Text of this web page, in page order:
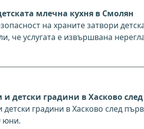
млечна кухня в Смолян
на храните затвори
че услугата е извършвана
и детски градини в Хасково
детски градини в Хасково след
юни.